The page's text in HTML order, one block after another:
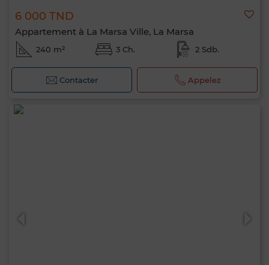
6 000 TND
Appartement à La Marsa Ville, La Marsa
240 m² 3 Ch. 2 Sdb.
Contacter Appelez